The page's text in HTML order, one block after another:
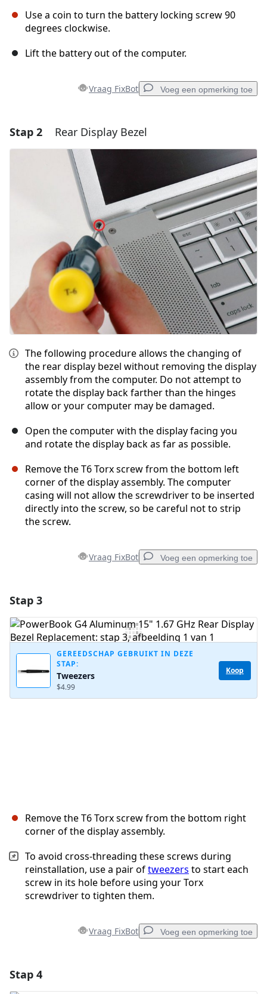
Use a coin to turn the battery locking screw 90
degrees clockwise.
Lift the battery out of the computer.
Vraag FixBot Voeg een opmerking toe
Voeg een opmerking toe
Voeg opmerking toe
Annuleren Plaats opmerking
Stap 2 Rear Display Bezel
The following procedure allows the changing of
the rear display bezel without removing the display
assembly from the computer. Do not attempt to
rotate the display back farther than the hinges
allow or your computer may be damaged.
Open the computer with the display facing you
and rotate the display back as far as possible.
Remove the T6 Torx screw from the bottom left
corner of the display assembly. The computer
casing will not allow the screwdriver to be inserted
directly into the screw, so be careful not to strip
the screw.
Vraag FixBot Voeg een opmerking toe
Voeg opmerking toe
Plaats opmerking
Stap 3
GEREEDSCHAP GEBRUIKT IN DEZE
STAP:
Tweezers
$4.99
Koop
Remove the T6 Torx screw from the bottom right
corner of the display assembly.
To avoid cross-threading these screws during
reinstallation, use a pair oftweezers to start each
screw in its hole before using your Torx
screwdriver to tighten them.
Vraag FixBot Voeg een opmerking toe
Stap 4